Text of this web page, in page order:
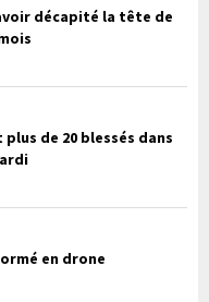
décapité la tête de
de 20 blessés dans
en drone